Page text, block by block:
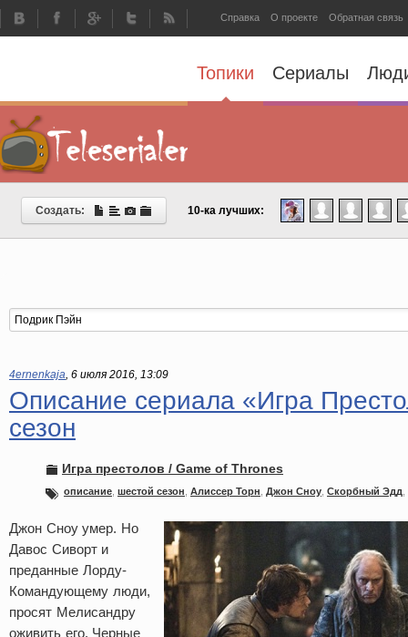
Справка О проекте Обратная связь
Топики Сериалы
Создать: 10-ка лучших:
4ernenkaja, 6 июля 2016, 13:09
Описание сериала «Игра
сезон
Игра престолов / Game of Thrones
описание шестой сезон Алиссер Торн Джон Сноу Скорбный Эдд
Джон Сноу умер. Но
Давос Сиворт и
преданные Лорду-
Командующему люди,
просят Мелисандру
оживить его. Черные